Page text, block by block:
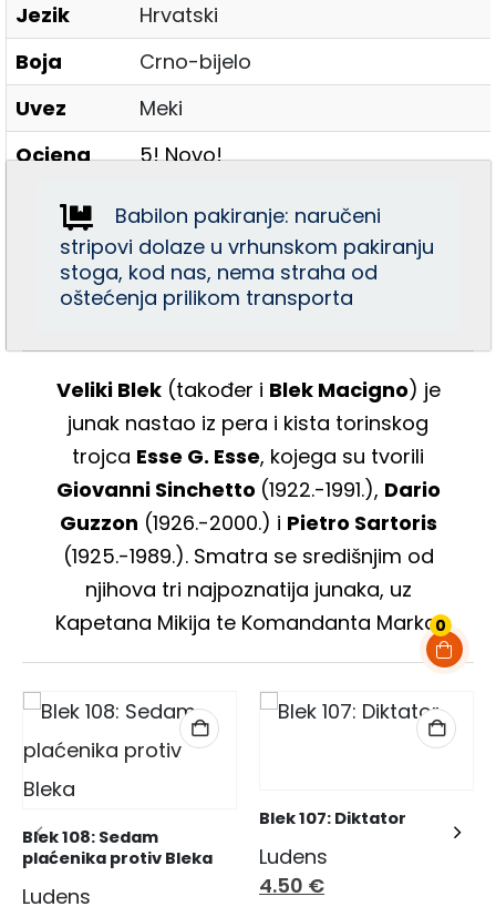
0
Jezik
Hrvatski
Boja
Crno-bijelo
Uvez
Meki
Ocjena
5! Novo!
Babilon pakiranje: naručeni
stripovi dolaze u vrhunskom pakiranju
stoga, kod nas, nema straha od
oštećenja prilikom transporta
Veliki Blek(također i Blek Macigno) je
junak nastao iz pera i kista torinskog
trojca Esse G. Esse, kojega su tvorili
Giovanni Sinchetto (1922.-1991.), Dario
Guzzon (1926.-2000.) i Pietro Sartoris
(1925.-1989.). Smatra se središnjim od
njihova tri najpoznatija junaka, uz
Kapetana Mikija te Komandanta Marka.
Blek 108: Sedam
plaćenika protiv Bleka
Ludens
Blek 107: Diktator
Ludens
4.50 €